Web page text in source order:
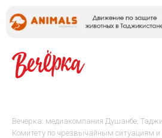
Вечёрка: медиакомпания Душанбе,
Комитету по чрезвычайным ситуациям и